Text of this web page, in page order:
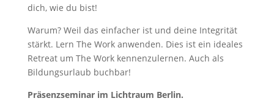
dich, wie du bist!
Warum? Weil das einfacher ist und deine Integrität
stärkt. Lern The Work anwenden. Dies ist ein ideales
Retreat um The Work kennenzulernen. Auch als
Bildungsurlaub buchbar!
Präsenzseminar im Lichtraum Berlin.